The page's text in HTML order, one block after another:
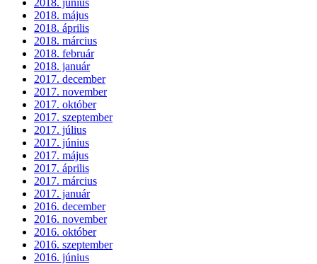
2018. május
2018. április
2018. március
2018. február
2018. január
2017. december
2017. november
2017. október
2017. szeptember
2017. július
2017. június
2017. május
2017. április
2017. március
2017. január
2016. december
2016. november
2016. október
2016. szeptember
2016. június